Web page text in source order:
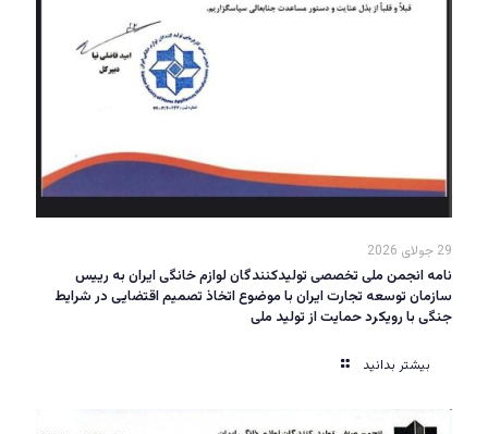
29 جولای 2026
نامه انجمن ملی تخصصی تولیدکنندگان لوازم خانگی ایران به رییس
سازمان توسعه تجارت ایران با موضوع اتخاذ تصمیم اقتضایی در شرایط
جنگی با رویکرد حمایت از تولید ملی
بیشتر بدانید